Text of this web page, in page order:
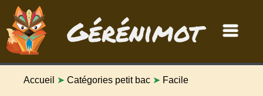
Gérénimot
Accueil ➤ Catégories petit bac ➤ Facile